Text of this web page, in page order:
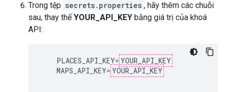
Trong tệp secrets.properties , hãy thêm các chuỗi
sau, thay thếYOUR_API_KEY bằng giá trị của khoá
API:
    PLACES_API_KEY=
YOUR_API_KEY
    MAPS_API_KEY=
YOUR_API_KEY